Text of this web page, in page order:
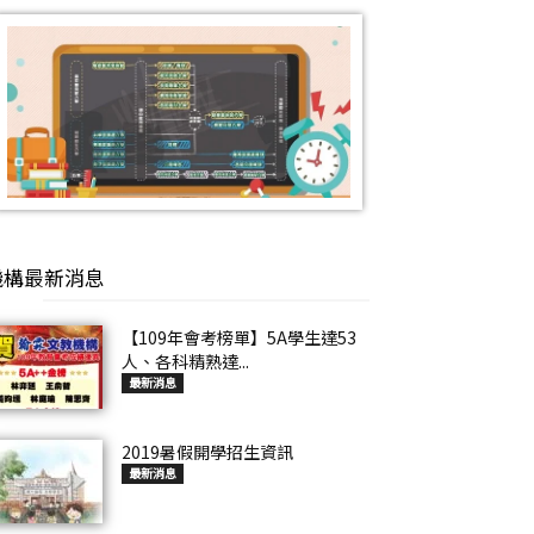
最新消息
【109年會考榜單】5A學生達53
人、各科精熟達...
最新消息
2019暑假開學招生資訊
最新消息